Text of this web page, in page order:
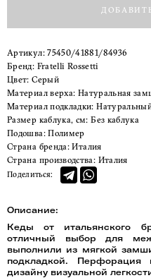
Артикул:75450/41881/84936
Бренд:
Fratelli Rossetti
Цвет:
Серый
Материал верха: Натуральная
Материал подкладки:
Размер каблука, см: Без каблука
Подошва: Полимер
Страна бренда: Италия
Страна производства: Италия
Поделиться:
Описание:
Кеды от итальянского
отличный выбор для
выполнили из мягкой
подкладкой. Перфорация
дизайну визуальной